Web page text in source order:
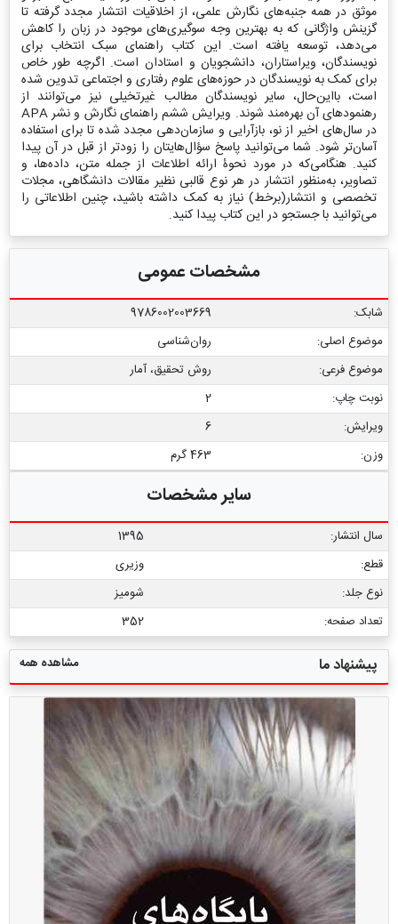
موثق در همه جنبه‌های نگارش علمی، از اخلاقیات انتشار مجدد گرفته تا
گزینش واژگانی که به بهترین وجه سوگیری‌های موجود در زبان را کاهش
می‌دهد، توسعه یافته است. این کتاب راهنمای سبک انتخاب برای
نویسندگان، ویراستاران، دانشجویان و استادان است. اگرچه طور خاص
برای کمک به نویسندگان در حوزه‌های علوم رفتاری و اجتماعی تدوین شده
است، بااین‌حال، سایر نویسندگان مطالب غیرتخیلی نیز می‌توانند از
رهنمودهای آن بهره‌مند شوند. ویرایش ششم راهنمای نگارش و نشر APA
در سال‌های اخیر از نو، بازآرایی و سازمان‌دهی مجدد شده تا برای استفاده
آسان‌تر شود. شما می‌توانید پاسخ سؤال‌هایتان را زودتر از قبل در آن پیدا
کنید. هنگامی‌که در مورد نحوۀ ارائه اطلاعات از جمله متن، داده‌ها، و
تصاویر، به‌منظور انتشار در هر نوع قالبی نظیر مقالات دانشگاهی، مجلات
تخصصی و انتشار(برخط) نیاز به کمک داشته باشید، چنین اطلاعاتی را
می‌توانید با جستجو در این کتاب پیدا کنید.
مشخصات عمومی
شابک:
9786002003669
موضوع اصلی:
روان‌شناسی
موضوع فرعی:
روش تحقیق، آمار
نوبت چاپ:
2
ویرایش:
6
وزن:
463 گرم
سایر مشخصات
سال انتشار:
1395
قطع:
وزیری
نوع جلد:
شومیز
تعداد صفحه:
352
پیشنهاد ما مشاهده همه